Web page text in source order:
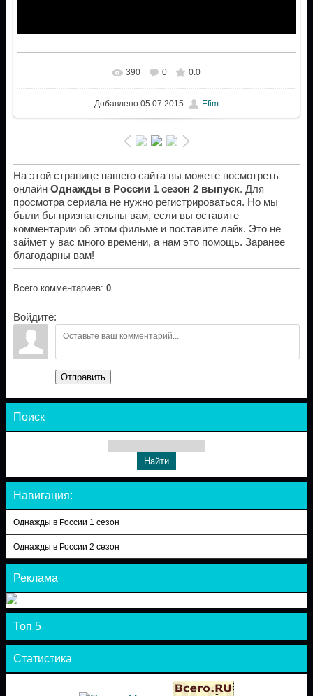
390 0 0.0
Добавлено05.07.2015 Efim
На этой странице нашего сайта вы можете посмотреть
онлайн Однажды в России 1 сезон 2 выпуск. Для
просмотра сериала не нужно регистрироваться. Но мы
были бы признательны вам, если вы оставите
комментарии об этом фильме и поставите лайк. Это не
займет у вас много времени, а нам это помощь. Заранее
благодарны вам!
Всего комментариев: 0
Войдите:
Отправить
Поиск
Навигация:
Однажды в России 1 сезон
Однажды в России 2 сезон
Реклама
Топ 5
Статистика